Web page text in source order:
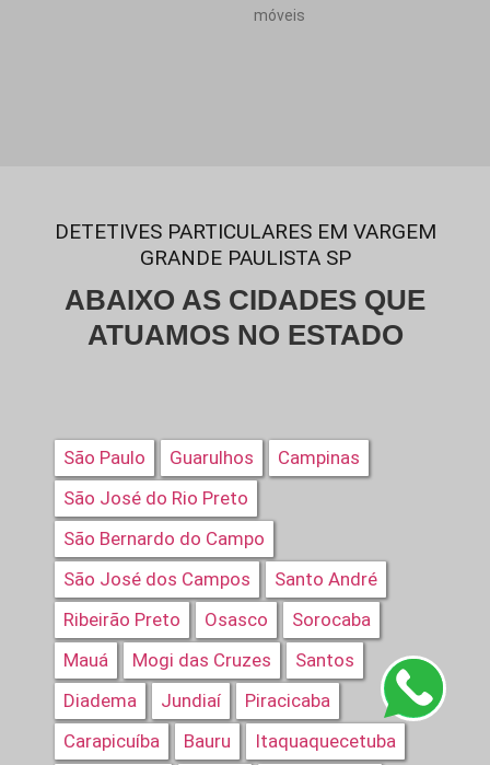
móveis
DETETIVES PARTICULARES EM VARGEM
GRANDE PAULISTA SP
ABAIXO AS CIDADES QUE
ATUAMOS NO ESTADO
São Paulo Guarulhos
Campinas
São José do Rio Preto
São Bernardo do Campo
São José dos Campos
Santo André
Ribeirão Preto
Osasco
Sorocaba
Mauá
Mogi das Cruzes
Santos
Diadema
Jundiaí
Piracicaba
Carapicuíba
Bauru Itaquaquecetuba